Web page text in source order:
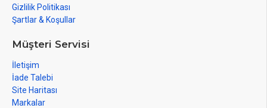
Gizlilik Politikası
Şartlar & Koşullar
Müşteri Servisi
İletişim
İade Talebi
Site Haritası
Markalar